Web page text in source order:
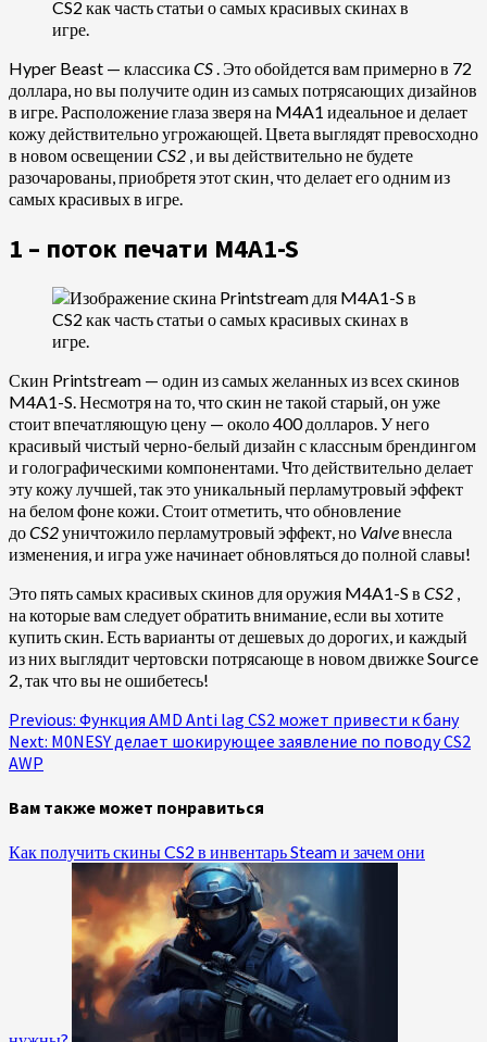
Hyper Beast — классика CS. Это обойдется вам примерно в 72
доллара, но вы получите один из самых потрясающих дизайнов
в игре. Расположение глаза зверя на M4A1 идеальное и делает
кожу действительно угрожающей. Цвета выглядят превосходно
в новом освещении CS2 , и вы действительно не будете
разочарованы, приобретя этот скин, что делает его одним из
самых красивых в игре.
1 – поток печати M4A1-S
Скин Printstream — один из самых желанных из всех скинов
M4A1-S. Несмотря на то, что скин не такой старый, он уже
стоит впечатляющую цену — около 400 долларов. У него
красивый чистый черно-белый дизайн с классным брендингом
и голографическими компонентами. Что действительно делает
эту кожу лучшей, так это уникальный перламутровый эффект
на белом фоне кожи. Стоит отметить, что обновление
доCS2уничтожило перламутровый эффект, но Valveвнесла
изменения, и игра уже начинает обновляться до полной славы!
Это пять самых красивых скинов для оружия M4A1-S в CS2
на которые вам следует обратить внимание, если вы хотите
купить скин. Есть варианты от дешевых до дорогих, и каждый
из них выглядит чертовски потрясающе в новом движке Source
2, так что вы не ошибетесь!
Continue
Reading
Previous: Функция AMD Anti lag CS2 может привести к бану
Next: M0NESY делает шокирующее заявление по поводу CS2
AWP
Вам также может понравиться
Как получить скины CS2 в инвентарь Steam и зачем они